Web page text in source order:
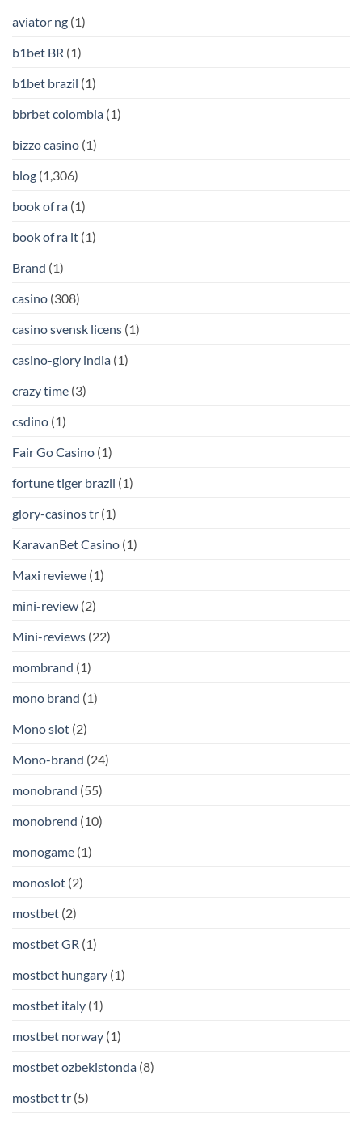
aviator ng (1)
b1bet BR (1)
b1bet brazil (1)
bbrbet colombia (1)
bizzo casino (1)
blog (1,306)
book of ra (1)
book of ra it (1)
Brand (1)
casino (308)
casino svensk licens (1)
casino-glory india (1)
crazy time (3)
csdino (1)
Fair Go Casino (1)
fortune tiger brazil (1)
glory-casinos tr (1)
KaravanBet Casino (1)
Maxi reviewe (1)
mini-review (2)
Mini-reviews (22)
mombrand (1)
mono brand (1)
Mono slot (2)
Mono-brand (24)
monobrand (55)
monobrend (10)
monogame (1)
monoslot (2)
mostbet (2)
mostbet GR (1)
mostbet hungary (1)
mostbet italy (1)
mostbet norway (1)
mostbet ozbekistonda (8)
mostbet tr (5)